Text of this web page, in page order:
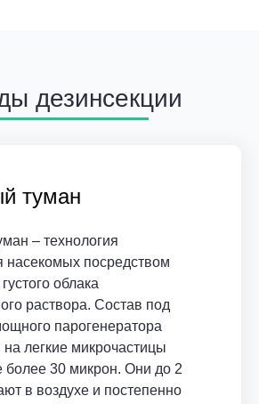
дезинсекции
туман
– технология
насекомых посредством
облака
раствора. Состав под
парогенератора
на легкие микрочастицы
более 30 микрон. Они до 2
в воздухе и постепенно